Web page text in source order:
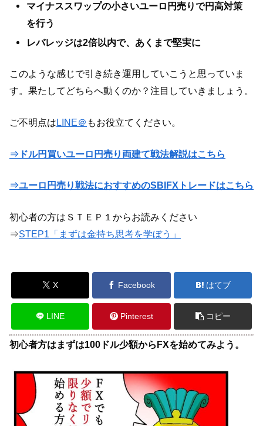
マイナススワップの小さいユーロ円売りで円高対策
を行う
レバレッジは2倍以内で、あくまで堅実に
このような感じで引き続き運用していこうと思っていま
す。果たしてどちらへ動くのか？注目していきましょう。
ご不明点はLINE＠ もお役立てください。
⇒ドル円買いユーロ円売り両建て戦法解説はこちら
⇒ユーロ円売り戦法におすすめのSBIFXトレードはこちら
初心者の方はＳＴＥＰ１からお読みください
⇒STEP1「まずは金持ち思考を学ぼう」
X Facebook はてブ
LINE Pinterest コピー
初心者方はまずは100ドル少額からFXを始めてみよう。